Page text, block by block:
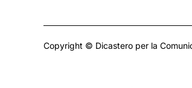
Copyright © Dicastero per la